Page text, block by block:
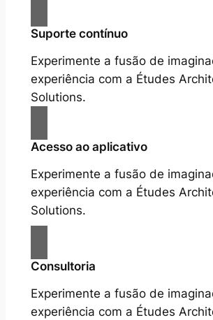
Suporte contínuo
Experimente a fusão de
experiência com a Études
Solutions.
Acesso ao aplicativo
Experimente a fusão de
experiência com a Études
Solutions.
Consultoria
Experimente a fusão de
experiência com a Études